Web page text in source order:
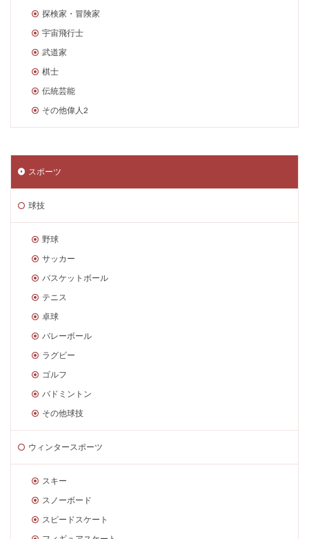
探検家・冒険家
宇宙飛行士
武道家
棋士
伝統芸能
その他偉人2
スポーツ
球技
野球
サッカー
バスケットボール
テニス
卓球
バレーボール
ラグビー
ゴルフ
バドミントン
その他球技
ウィンタースポーツ
スキー
スノーボード
スピードスケート